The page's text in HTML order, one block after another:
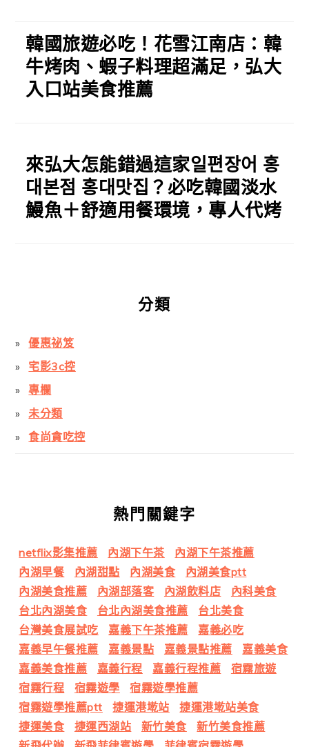
韓國旅遊必吃！花雪江南店：韓
牛烤肉、蝦子料理超滿足，弘大
入口站美食推薦
來弘大怎能錯過這家일편장어 홍
대본점 홍대맛집？必吃韓國淡水
鰻魚＋舒適用餐環境，專人代烤
分類
優惠祕笈
宅影3c控
專欄
未分類
食尚貪吃控
熱門關鍵字
netflix影集推薦 內湖下午茶
內湖下午茶推薦
內湖早餐
內湖甜點 內湖美食
內湖美食ptt
內湖美食推薦
內湖部落客 內湖飲料店
內科美食
台北內湖美食
台北內湖美食推薦
台北美食
台灣美食展試吃
嘉義下午茶推薦
嘉義必吃
嘉義早午餐推薦
嘉義景點 嘉義景點推薦
嘉義美食
嘉義美食推薦
嘉義行程 嘉義行程推薦
宿霧旅遊
宿霧行程
宿霧遊學
宿霧遊學推薦
宿霧遊學推薦ptt
捷運港墘站
捷運港墘站美食
捷運美食
捷運西湖站 新竹美食
新竹美食推薦